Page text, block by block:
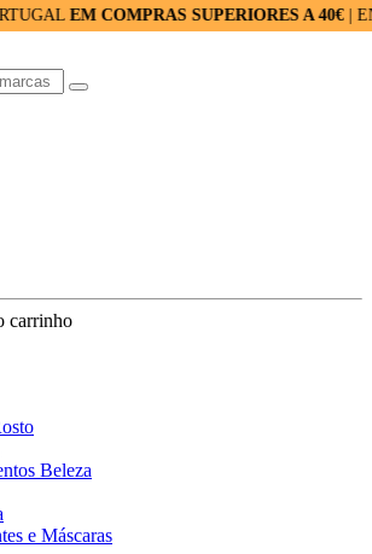
EM COMPRAS SUPERIORES A 40€| ENVIOS
carrinho
Beleza
e Máscaras